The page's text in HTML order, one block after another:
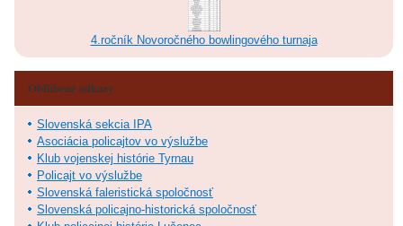
4.ročník Novoročného bowlingového turnaja
Obľúbené odkazy
Slovenská sekcia IPA
Asociácia policajtov vo výslužbe
Klub vojenskej histórie Tyrnau
Policajt vo výslužbe
Slovenská faleristická spoločnosť
Slovenská policajno-historická spoločnosť